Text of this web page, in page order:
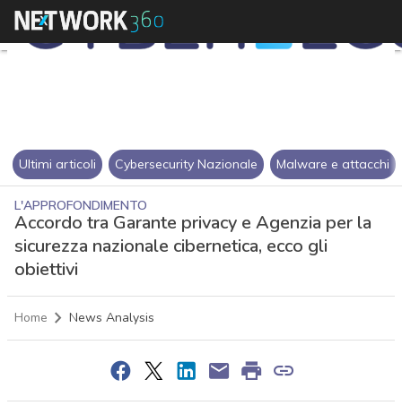
Ultimi articoli Cybersecurity Nazionale Malware e attacchi
L'APPROFONDIMENTO
Accordo tra Garante privacy e Agenzia per la
sicurezza nazionale cibernetica, ecco gli
obiettivi
Home News Analysis